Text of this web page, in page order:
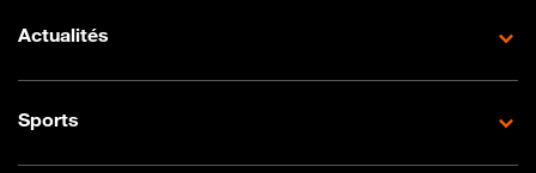
Actualités
Sports